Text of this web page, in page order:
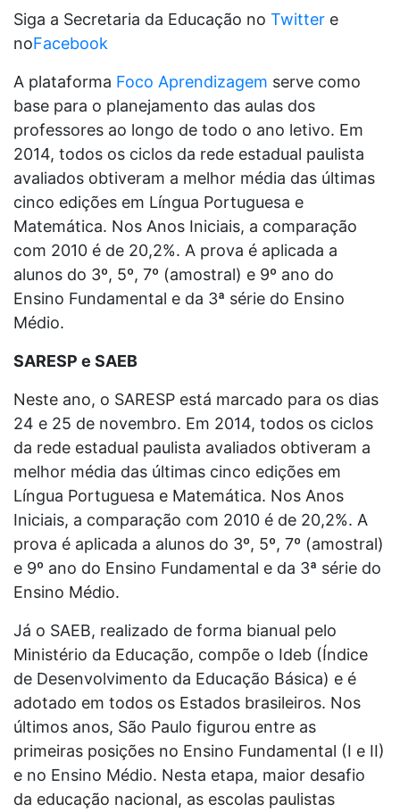
Siga a Secretaria da Educação no Twitter e
noFacebook
A plataforma Foco Aprendizagem serve como
base para o planejamento das aulas dos
professores ao longo de todo o ano letivo. Em
2014, todos os ciclos da rede estadual paulista
avaliados obtiveram a melhor média das últimas
cinco edições em Língua Portuguesa e
Matemática. Nos Anos Iniciais, a comparação
com 2010 é de 20,2%. A prova é aplicada a
alunos do 3º, 5º, 7º (amostral) e 9º ano do
Ensino Fundamental e da 3ª série do Ensino
Médio.
SARESP e SAEB
Neste ano, o SARESP está marcado para os dias
24 e 25 de novembro. Em 2014, todos os ciclos
da rede estadual paulista avaliados obtiveram a
melhor média das últimas cinco edições em
Língua Portuguesa e Matemática. Nos Anos
Iniciais, a comparação com 2010 é de 20,2%. A
prova é aplicada a alunos do 3º, 5º, 7º (amostral)
e 9º ano do Ensino Fundamental e da 3ª série do
Ensino Médio.
Já o SAEB, realizado de forma bianual pelo
Ministério da Educação, compõe o Ideb (Índice
de Desenvolvimento da Educação Básica) e é
adotado em todos os Estados brasileiros. Nos
últimos anos, São Paulo figurou entre as
primeiras posições no Ensino Fundamental (I e II)
e no Ensino Médio. Nesta etapa, maior desafio
da educação nacional, as escolas paulistas